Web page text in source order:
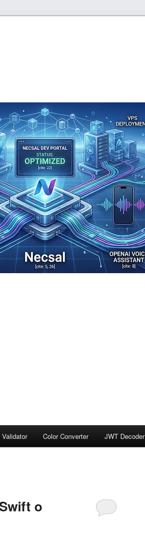
Color Converter JWT Decoder
o